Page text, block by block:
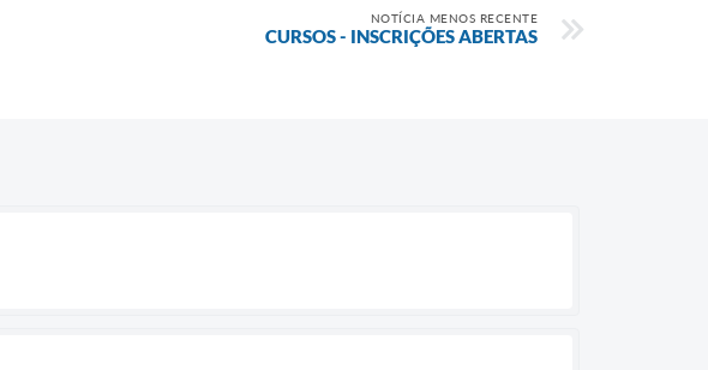
NOTÍCIA MENOS RECENTE
CURSOS - INSCRIÇÕES ABERTAS